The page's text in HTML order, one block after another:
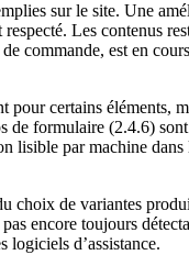
sur le site. Une
Les contenus
commande, est en
certains éléments,
de formulaire (2.4.6)
lisible par machine
choix de variantes
encore toujours
d’assistance.